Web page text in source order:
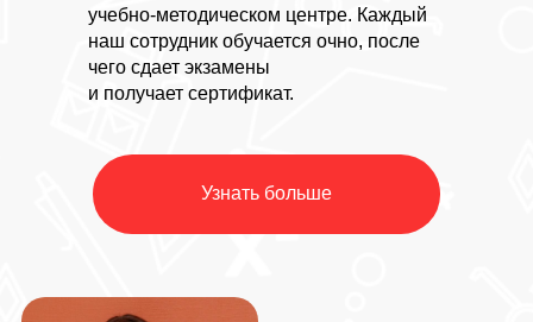
Узнать больше
учебно-методическом центре. Каждый
наш сотрудник обучается очно, после
чего сдает экзамены
и получает сертификат.